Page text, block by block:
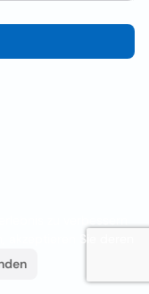
akzeptieren Sie deren